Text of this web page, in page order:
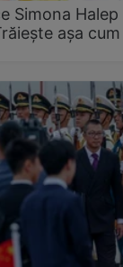
Simona Halep
așa cum